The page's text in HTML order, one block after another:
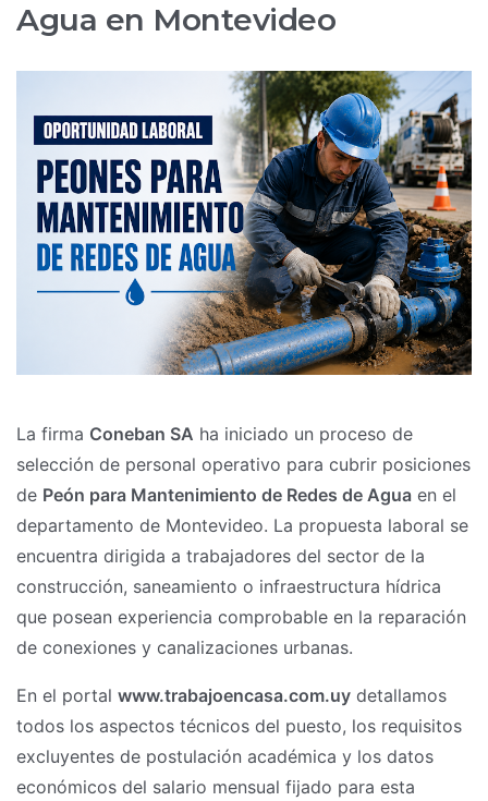
Agua en Montevideo
La firma Coneban SA ha iniciado un proceso de
selección de personal operativo para cubrir posiciones
de Peón para Mantenimiento de Redes de Agua en el
departamento de Montevideo. La propuesta laboral se
encuentra dirigida a trabajadores del sector de la
construcción, saneamiento o infraestructura hídrica
que posean experiencia comprobable en la reparación
de conexiones y canalizaciones urbanas.
En el portal www.trabajoencasa.com.uy detallamos
todos los aspectos técnicos del puesto, los requisitos
excluyentes de postulación académica y los datos
económicos del salario mensual fijado para esta